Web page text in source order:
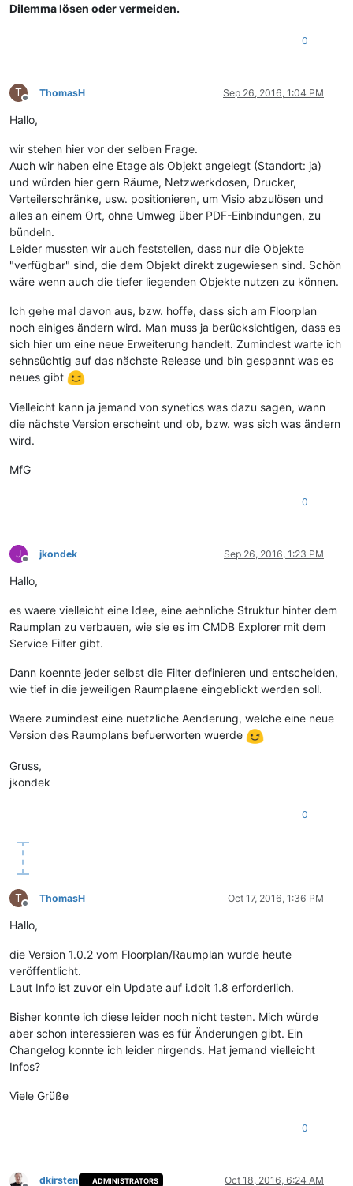
Dilemma lösen oder vermeiden.
0
T
Offline
ThomasH Sep 26, 2016, 1:04 PM
Hallo,
wir stehen hier vor der selben Frage.
Auch wir haben eine Etage als Objekt angelegt (Standort: ja)
und würden hier gern Räume, Netzwerkdosen, Drucker,
Verteilerschränke, usw. positionieren, um Visio abzulösen und
alles an einem Ort, ohne Umweg über PDF-Einbindungen, zu
bündeln.
Leider mussten wir auch feststellen, dass nur die Objekte
"verfügbar" sind, die dem Objekt direkt zugewiesen sind. Schön
wäre wenn auch die tiefer liegenden Objekte nutzen zu können.
Ich gehe mal davon aus, bzw. hoffe, dass sich am Floorplan
noch einiges ändern wird. Man muss ja berücksichtigen, dass es
sich hier um eine neue Erweiterung handelt. Zumindest warte ich
sehnsüchtig auf das nächste Release und bin gespannt was es
neues gibt
Vielleicht kann ja jemand von synetics was dazu sagen, wann
die nächste Version erscheint und ob, bzw. was sich was ändern
wird.
MfG
0
J
Offline
jkondek Sep 26, 2016, 1:23 PM
Hallo,
es waere vielleicht eine Idee, eine aehnliche Struktur hinter dem
Raumplan zu verbauen, wie sie es im CMDB Explorer mit dem
Service Filter gibt.
Dann koennte jeder selbst die Filter definieren und entscheiden,
wie tief in die jeweiligen Raumplaene eingeblickt werden soll.
Waere zumindest eine nuetzliche Aenderung, welche eine neue
Version des Raumplans befuerworten wuerde
Gruss,
jkondek
0
T
Offline
ThomasH Oct 17, 2016, 1:36 PM
Hallo,
die Version 1.0.2 vom Floorplan/Raumplan wurde heute
veröffentlicht.
Laut Info ist zuvor ein Update auf i.doit 1.8 erforderlich.
Bisher konnte ich diese leider noch nicht testen. Mich würde
aber schon interessieren was es für Änderungen gibt. Ein
Changelog konnte ich leider nirgends. Hat jemand vielleicht
Infos?
Viele Grüße
0
dkirsten ADMINISTRATORS Oct 18, 2016, 6:24 AM